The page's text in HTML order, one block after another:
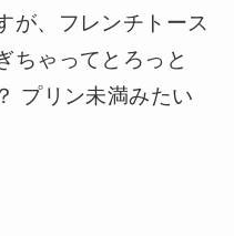
が、フレンチトース
ちゃってとろっと
プリン未満みたい